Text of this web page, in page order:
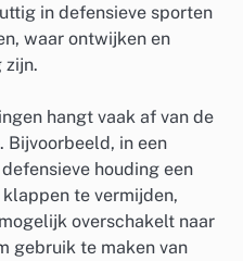
in defensieve sporten
waar ontwijken en
zijn.
hangt vaak af van de
Bijvoorbeeld, in een
houding een
te vermijden,
overschakelt naar
gebruik te maken van